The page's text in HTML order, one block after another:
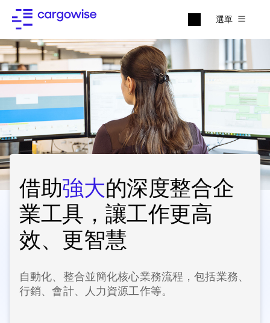
選單
借助強大的深度整合企
業工具，讓工作更高
效、更智慧
自動化、整合並簡化核心業務流程，包括業務、
行銷、會計、人力資源工作等。